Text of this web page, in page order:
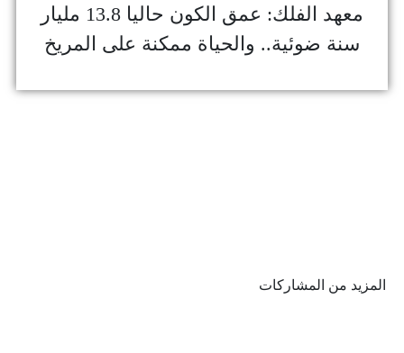
معهد الفلك: عمق الكون حاليا 13.8 مليار
سنة ضوئية.. والحياة ممكنة على المريخ
المزيد من المشاركات